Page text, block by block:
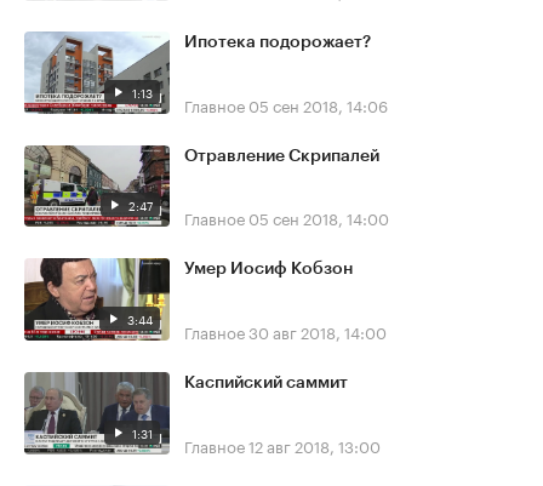
1:13
Ипотека подорожает?
Главное 05 сен 2018, 14:06
2:47
Отравление Скрипалей
Главное 05 сен 2018, 14:00
3:44
Умер Иосиф Кобзон
Главное30 авг 2018, 14:00
1:31
Каспийский саммит
Главное12 авг 2018, 13:00